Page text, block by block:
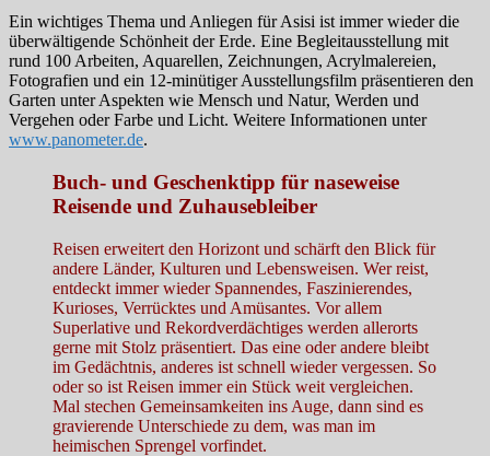
Ein wichtiges Thema und Anliegen für Asisi ist immer wieder die
überwältigende Schönheit der Erde. Eine Begleitausstellung mit
rund 100 Arbeiten, Aquarellen, Zeichnungen, Acrylmalereien,
Fotografien und ein 12-minütiger Ausstellungsfilm präsentieren den
Garten unter Aspekten wie Mensch und Natur, Werden und
Vergehen oder Farbe und Licht. Weitere Informationen unter
www.panometer.de.
Buch- und Geschenktipp für naseweise
Reisende und Zuhausebleiber
Reisen erweitert den Horizont und schärft den Blick für
andere Länder, Kulturen und Lebensweisen. Wer reist,
entdeckt immer wieder Spannendes, Faszinierendes,
Kurioses, Verrücktes und Amüsantes. Vor allem
Superlative und Rekordverdächtiges werden allerorts
gerne mit Stolz präsentiert. Das eine oder andere bleibt
im Gedächtnis, anderes ist schnell wieder vergessen. So
oder so ist Reisen immer ein Stück weit vergleichen.
Mal stechen Gemeinsamkeiten ins Auge, dann sind es
gravierende Unterschiede zu dem, was man im
heimischen Sprengel vorfindet.